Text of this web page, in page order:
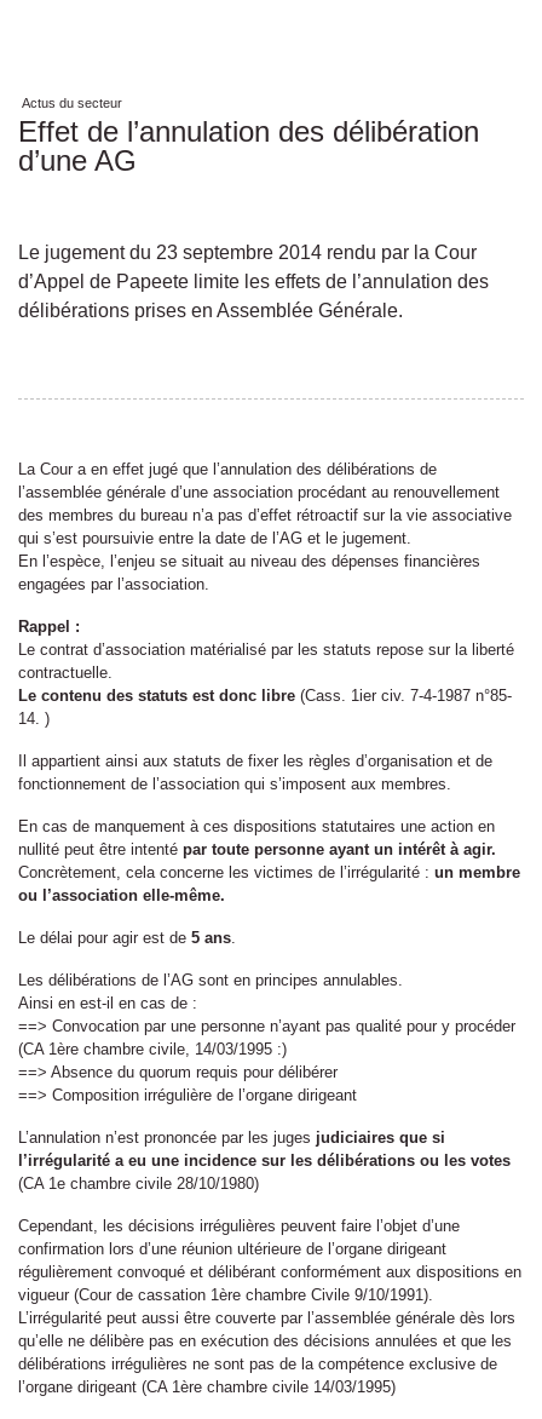
Actus du secteur
Effet de l’annulation des délibération
d’une AG
Le jugement du 23 septembre 2014 rendu par la Cour
d’Appel de Papeete limite les effets de l’annulation des
délibérations prises en Assemblée Générale.
La Cour a en effet jugé que l’annulation des délibérations de
l’assemblée générale d’une association procédant au renouvellement
des membres du bureau n’a pas d’effet rétroactif sur la vie associative
qui s’est poursuivie entre la date de l’AG et le jugement.
En l’espèce, l’enjeu se situait au niveau des dépenses financières
engagées par l’association.
Rappel :
Le contrat d’association matérialisé par les statuts repose sur la liberté
contractuelle.
Le contenu des statuts est donc libre (Cass. 1ier civ. 7-4-1987 n°85-
14. )
Il appartient ainsi aux statuts de fixer les règles d’organisation et de
fonctionnement de l’association qui s’imposent aux membres.
En cas de manquement à ces dispositions statutaires une action en
nullité peut être intenté par toute personne ayant un intérêt à agir.
Concrètement, cela concerne les victimes de l’irrégularité : un membre
ou l’association elle-même.
Le délai pour agir est de 5 ans.
Les délibérations de l’AG sont en principes annulables.
Ainsi en est-il en cas de :
==> Convocation par une personne n’ayant pas qualité pour y procéder
(CA 1ère chambre civile, 14/03/1995 :)
==> Absence du quorum requis pour délibérer
==> Composition irrégulière de l’organe dirigeant
L’annulation n’est prononcée par les juges judiciaires que si
l’irrégularité a eu une incidence sur les délibérations ou les votes
(CA 1e chambre civile 28/10/1980)
Cependant, les décisions irrégulières peuvent faire l’objet d’une
confirmation lors d’une réunion ultérieure de l’organe dirigeant
régulièrement convoqué et délibérant conformément aux dispositions en
vigueur (Cour de cassation 1ère chambre Civile 9/10/1991).
L’irrégularité peut aussi être couverte par l’assemblée générale dès lors
qu’elle ne délibère pas en exécution des décisions annulées et que les
délibérations irrégulières ne sont pas de la compétence exclusive de
l’organe dirigeant (CA 1ère chambre civile 14/03/1995)